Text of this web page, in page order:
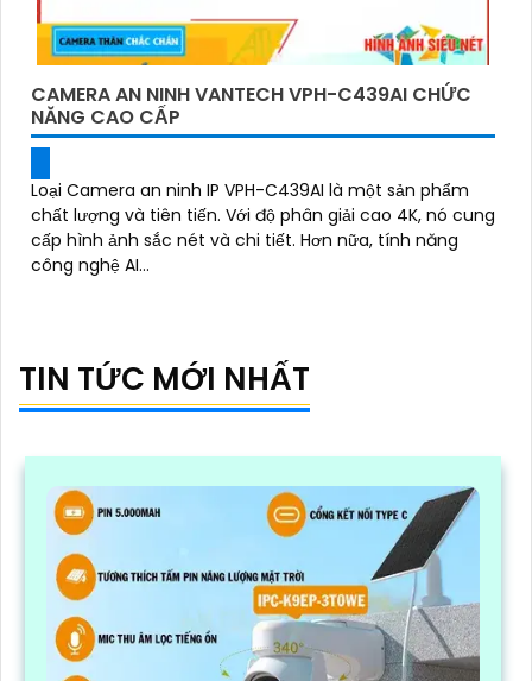
CAMERA AN NINH VANTECH VPH-C439AI CHỨC
NĂNG CAO CẤP
Loại Camera an ninh IP VPH-C439AI là một sản phẩm
chất lượng và tiên tiến. Với độ phân giải cao 4K, nó cung
cấp hình ảnh sắc nét và chi tiết. Hơn nữa, tính năng
công nghệ AI...
TIN TỨC MỚI NHẤT